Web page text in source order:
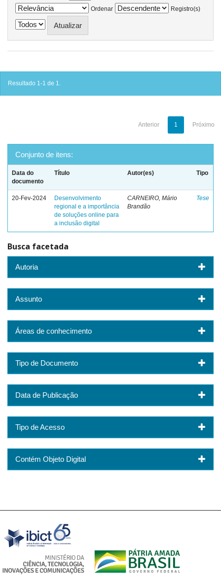
Ordenar
Registro(s)
Resultado 1-1 de 1.
Anterior 1 Próximo
Conjunto de itens:
Data do
documento
Título Autor(es) Tipo
20-Fev-2024
Desenvolvimento
regional e a importância
de soluções online para
a inclusão digital
CARNEIRO, Mário
Brandão
Tese
Busca facetada
Autoria
Assunto
Áreas de conhecimento
Tipo de Documento
Data de Publicação
Tipo de Acesso
Contém Objeto Digital